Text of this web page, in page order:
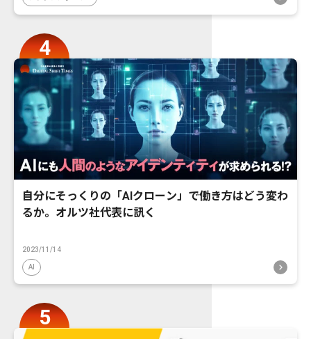
自分にそっくりの「AIクローン」で働き方はどう変わ
るか。オルツ社代表に訊く
2023/11/14
AI